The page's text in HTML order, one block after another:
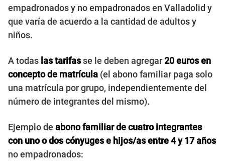
empadronados y no empadronados en Valladolid y
que varía de acuerdo a la cantidad de adultos y
niños.
A todas las tarifasse le deben agregar20 euros en
concepto de matrícula (el abono familiar paga solo
una matrícula por grupo, independientemente del
número de integrantes del mismo).
Ejemplo de abono familiar de cuatro integrantes
con uno o dos cónyuges e hijos/as entre 4 y 17 años
no empadronados: